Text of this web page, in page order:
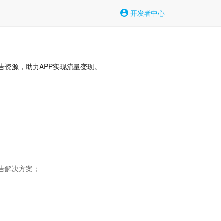
开发者中心
源，助力APP实现流量变现。
解决方案；